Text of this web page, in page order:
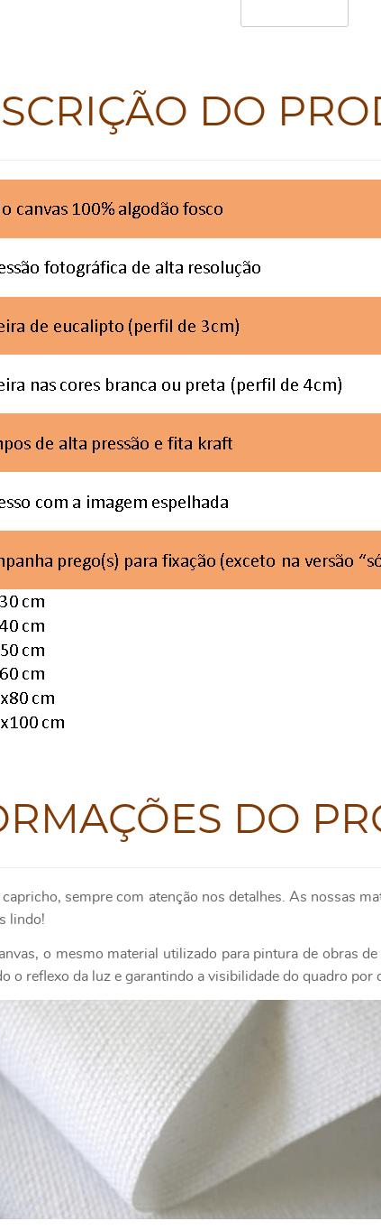
DO
DO
sempre com atenção nos detalhes. As nossas
lindo!
o mesmo material utilizado para pintura de obras
o reflexo da luz e garantindo a visibilidade do quadro por